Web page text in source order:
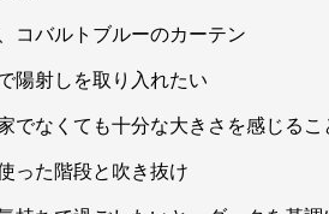
コバルトブルーのカーテン
陽射しを取り入れたい
でなくても十分な大きさを感じる
った階段と吹き抜け